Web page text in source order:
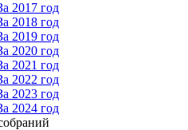
2017 год
2018 год
2019 год
2020 год
2021 год
2022 год
2023 год
2024 год